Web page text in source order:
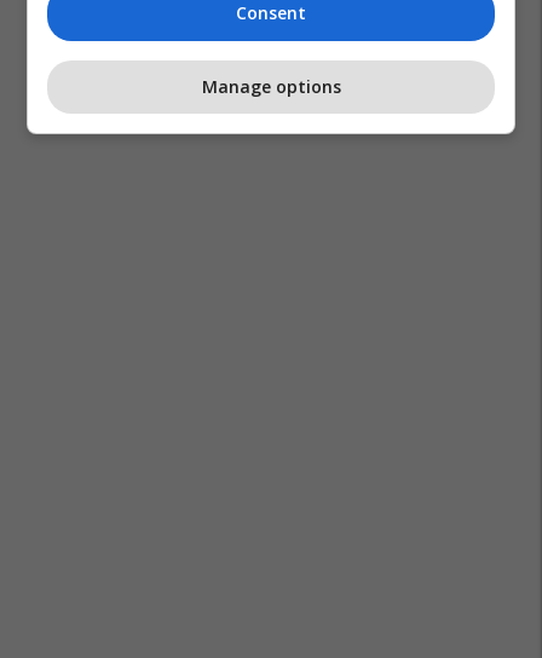
Consent
Manage options